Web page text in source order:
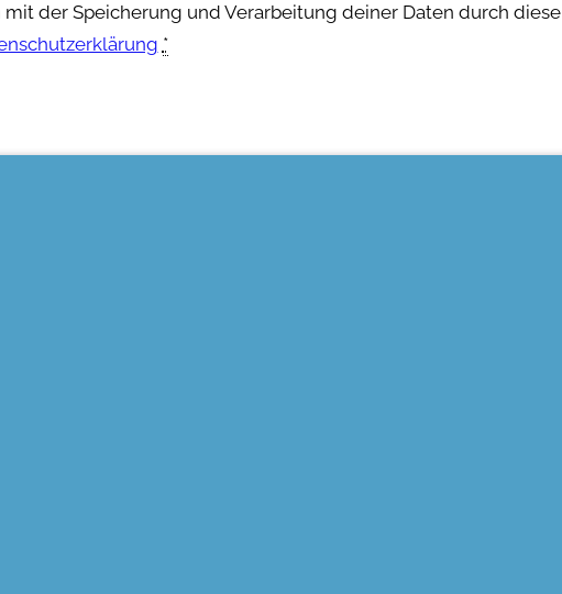
der Speicherung und Verarbeitung deiner Daten durch diese
*